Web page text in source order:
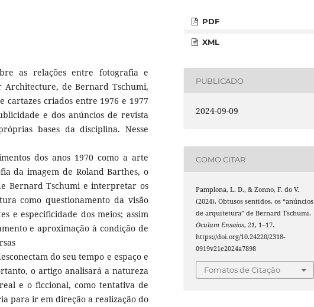
as relações entre fotografia e
de Bernard Tschumi,
cartazes criados entre 1976 e 1977
e dos anúncios de revista
bases da disciplina. Nesse
dos anos 1970 como a arte
da imagem de Roland Barthes, o
Bernard Tschumi e interpretar os
como questionamento da visão
e especificidade dos meios; assim
e aproximação à condição de
do seu tempo e espaço e
o artigo analisará a natureza
e o ficcional, como tentativa de
para ir em direção a realização do
PDF
XML
PUBLICADO
2024-09-09
COMO CITAR
Pamplona, L. D., & Zonno, F. do V.
(2024). Obtusos sentidos, os “anúncios
de arquitetura” de Bernard Tschumi.
Oculum Ensaios,21, 1–17.
https://doi.org/10.24220/2318-
0919v21e2024a7898
Fomatos de Citação